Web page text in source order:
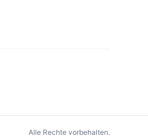
Alle Rechte vorbehalten.